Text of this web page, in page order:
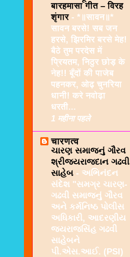
बारहमासा गीत – विरह
शृंगार - *॥सावन॥*
सावन बरसे! सब जन
हरसे, झिरमिर बरसे मेह!
बैठे तुम परदेस में
प्रियतम, निठुर छोड़ के
नेह!! बूँदों की पाजेब
पहनकर, ओढ़ चुनरिया
धानी! करे नवोढ़ा
धरती...
1 महीना पहले
चारणत्व
ચારણ સમાજનું ગૌરવ
શ્રીજયરાજદાન ગઢવી
સાહેબ - અભિનંદન
સંદેશ "સમગ્ર ચારણ-
ગઢવી સમાજનું ગૌરવ
અને કર્મનિષ્ઠ પોલીસ
અધિકારી, આદરણીય
જયરાજસિંહ ગઢવી
સાહેબને
પી.એસ.આઈ. (PSI)